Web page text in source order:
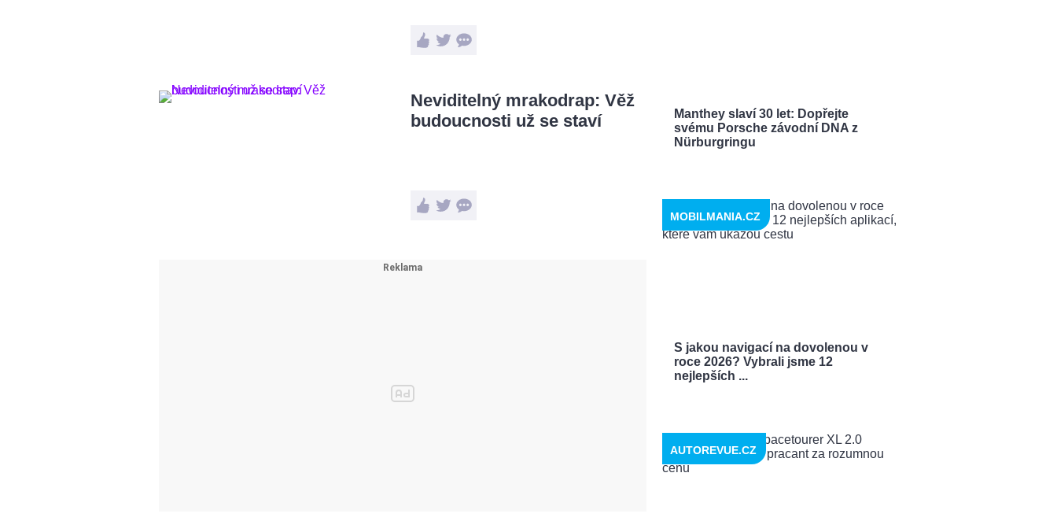
Neviditelný mrakodrap: Věž
budoucnosti už se staví
Manthey slaví 30 let: Dopřejte
svému Porsche závodní DNA z
Nürburgringu
S jakou navigací na dovolenou v
roce 2026? Vybrali jsme 12
nejlepších ...
MOBILMANIA.CZ
AUTOREVUE.CZ